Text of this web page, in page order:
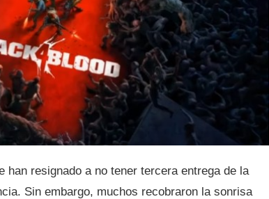
han resignado a no tener tercera entrega de la
Sin embargo, muchos recobraron la sonrisa